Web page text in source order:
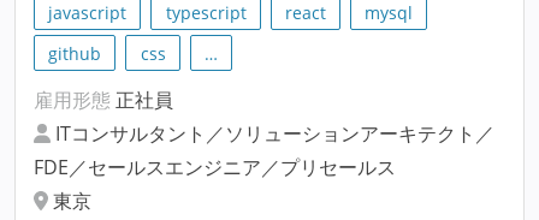
javascript typescript react
mysql
github
css …
雇用形態 正社員
ITコンサルタント／ソリューションアーキテクト／
FDE／セールスエンジニア／プリセールス
東京